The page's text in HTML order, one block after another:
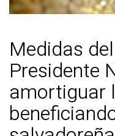
Medidas
Presidente
amortiguar